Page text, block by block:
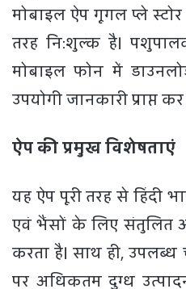
मोबाइल ऐप गूगल प्ले
तरह नि:शुल्क है।
मोबाइल फोन में
उपयोगी जानकारी प्राप्त
ऐप की प्रमुख विशेषताएं
यह ऐप पूरी तरह से हिंदी
एवं भैंसों के लिए संतुलित
करता है। साथ ही,
पर अधिकतम दुग्ध